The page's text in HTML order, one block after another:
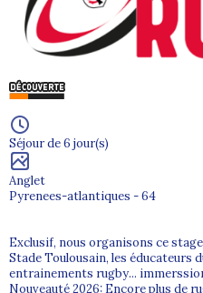
Séjour de 6 jour(s)
Anglet
Pyrenees-atlantiques - 64
Exclusif, nous organisons ce
Stade Toulousain, les éducateurs
entrainements rugby...
Nouveauté 2026: Encore plus de